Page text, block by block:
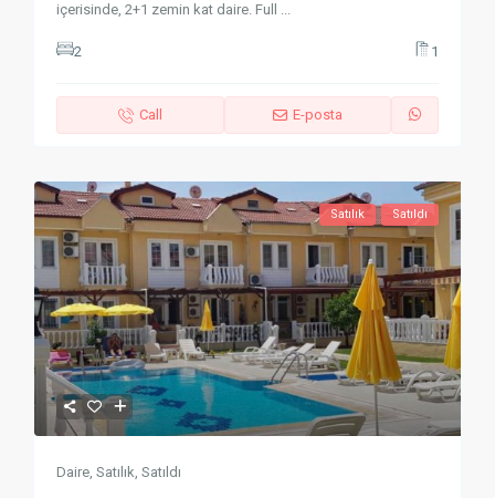
içerisinde, 2+1 zemin kat daire. Full ...
2 1
Call E-posta
Satılık Satıldı
Daire,Satılık,Satıldı